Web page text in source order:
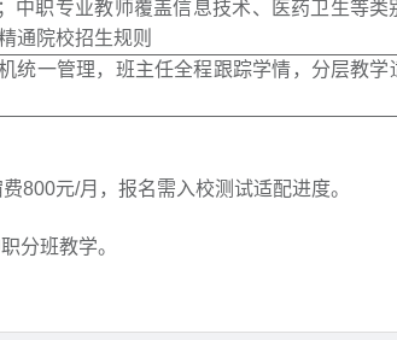
中职专业教师覆盖信息技术、医药卫生等类
通院校招生规则
统一管理，班主任全程跟踪学情，分层教学
元/月，报名需入校测试适配进度。
分班教学。